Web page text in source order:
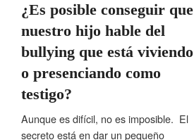
¿Es posible conseguir que
nuestro hijo hable del
bullying que está viviendo
o presenciando como
testigo?
Aunque es difícil, no es imposible. El
secreto está en dar un pequeño